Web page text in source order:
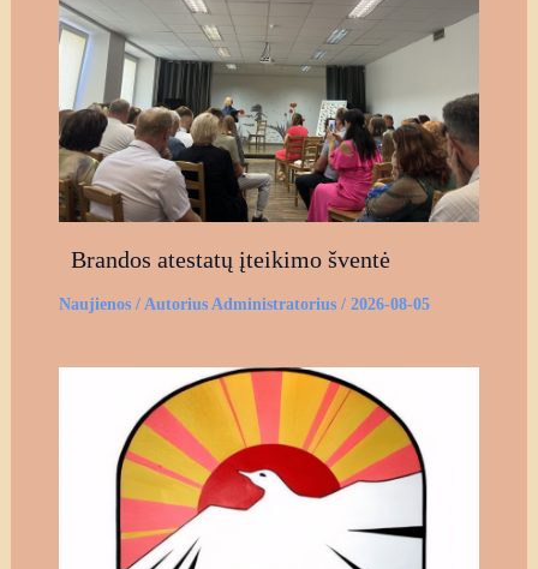
Brandos atestatų įteikimo šventė
Naujienos/ Autorius Administratorius / 2026-08-05